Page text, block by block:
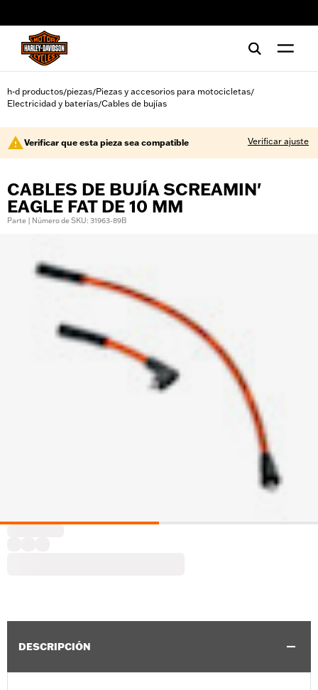
h-d productos/piezas/Piezas y accesorios para motocicletas/
Electricidad y baterías/Cables de bujías
Verificar que esta pieza sea compatible Verificar ajuste
CABLES DE BUJÍA SCREAMIN'
EAGLE FAT DE 10 MM
Parte | Número de SKU: 31963-89B
DESCRIPCIÓN